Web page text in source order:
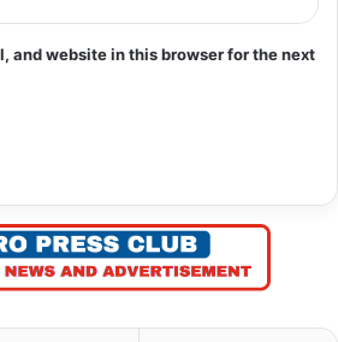
and website in this browser for the next